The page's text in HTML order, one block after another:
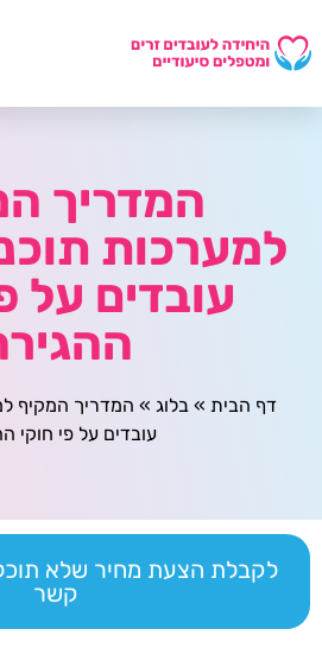
המדריך
למערכות
עובדים על
דף הבית » בלוג » המדריך המקיף
עובדים על פי חוקי
לקבלת הצעת מחיר שלא
קשר